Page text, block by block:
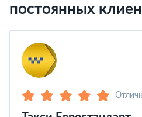
постоянных